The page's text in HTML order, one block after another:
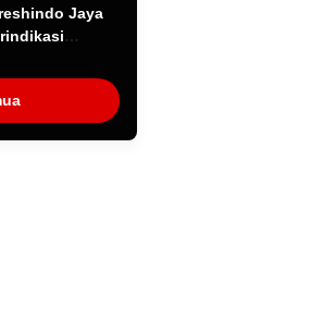
Jaya
Kembali